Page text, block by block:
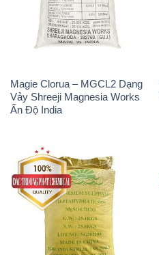
Magie Clorua – MGCL2 Dạng
Vảy Shreeji Magnesia Works
Ấn Độ India